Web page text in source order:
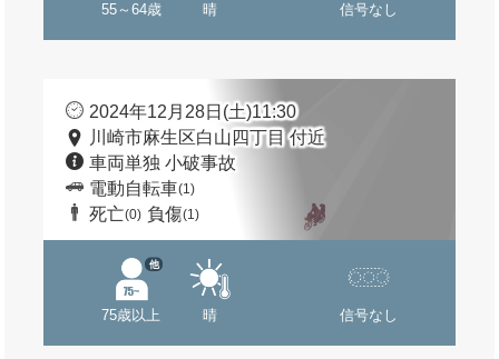
55～64歳 晴 信号なし
2024年12月28日(土)11:30
川崎市麻生区白山四丁目 付近
車両単独 小破事故
電動自転車(1)
死亡(0) 負傷(1)
75歳以上
他
晴 信号なし